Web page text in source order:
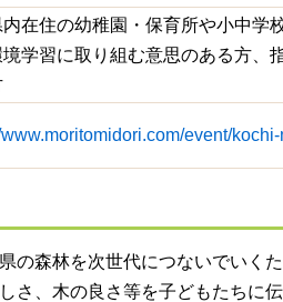
在住の幼稚園・保育所や小中学
学習に取り組む意思のある方、
www.moritomidori.com/event/
の森林を次世代につないでいく
さ、木の良さ等を子どもたちに